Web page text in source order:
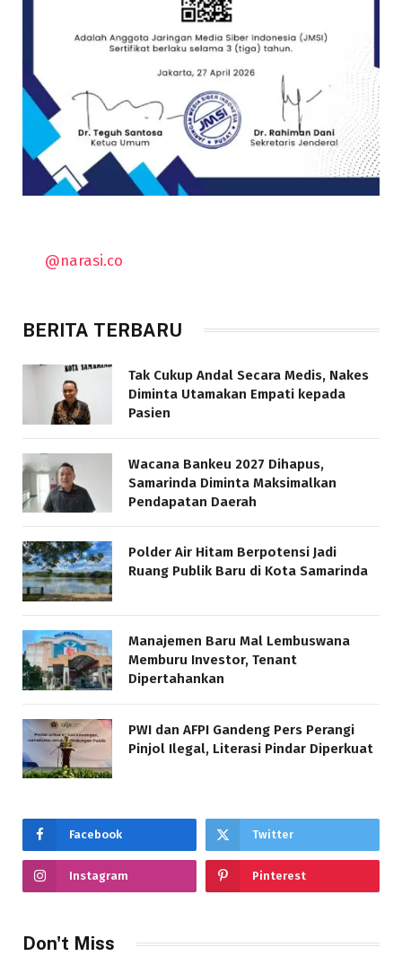
@narasi.co
BERITA TERBARU
Tak Cukup Andal Secara Medis, Nakes
Diminta Utamakan Empati kepada
Pasien
Wacana Bankeu 2027 Dihapus,
Samarinda Diminta Maksimalkan
Pendapatan Daerah
Polder Air Hitam Berpotensi Jadi
Ruang Publik Baru di Kota Samarinda
Manajemen Baru Mal Lembuswana
Memburu Investor, Tenant
Dipertahankan
PWI dan AFPI Gandeng Pers Perangi
Pinjol Ilegal, Literasi Pindar Diperkuat
Facebook Twitter
Instagram Pinterest
Don't Miss